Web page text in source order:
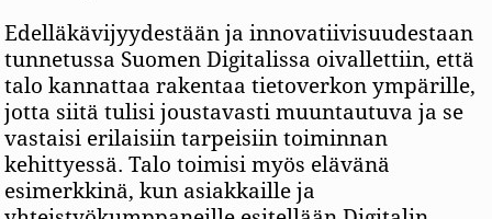
Edelläkävijyydestään ja innovatiivisuudestaan
tunnetussa Suomen Digitalissa oivallettiin, että
talo kannattaa rakentaa tietoverkon ympärille,
jotta siitä tulisi joustavasti muuntautuva ja se
vastaisi erilaisiin tarpeisiin toiminnan
kehittyessä. Talo toimisi myös elävänä
esimerkkinä, kun asiakkaille ja